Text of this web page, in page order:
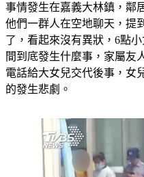
他們一群人在空地聊天，提
了，看起來沒有異狀，6點
間到底發生什麼事，家屬友
電話給大女兒交代後事，女
的發生悲劇。